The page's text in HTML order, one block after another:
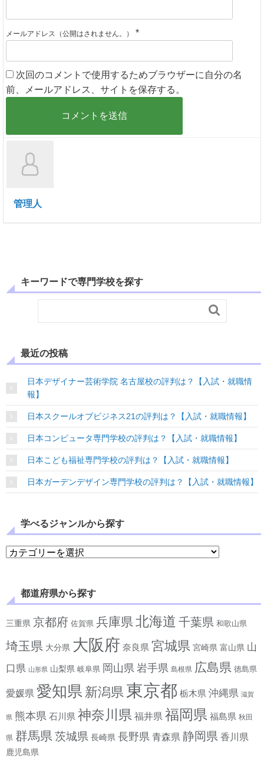
メールアドレス（公開はされません。） *
次回のコメントで使用するためブラウザーに自分の名
前、メールアドレス、サイトを保存する。
管理人
キーワードで専門学校を探す

最近の投稿
日本デザイナー芸術学院 名古屋校の評判は？【入試・就職情
報】
日本スクールオブビジネス21の評判は？【入試・就職情報】
日本コンピュータ専門学校の評判は？【入試・就職情報】
日本こども福祉専門学校の評判は？【入試・就職情報】
日本ガーデンデザイン専門学校の評判は？【入試・就職情報】
学べるジャンルから探す
学べるジャンルから探す
都道府県から探す
三重県 京都府 佐賀県 兵庫県 北海道 千葉県 和歌山県
埼玉県 大分県 大阪府 奈良県 宮城県 宮崎県 富山県 山
口県 山形県 山梨県 岐阜県 岡山県 岩手県 島根県 広島県 徳島県
愛媛県 愛知県 新潟県 東京都 栃木県 沖縄県 滋賀
県 熊本県 石川県 神奈川県 福井県 福岡県 福島県 秋田
県 群馬県 茨城県 長崎県 長野県 青森県 静岡県 香川県
鹿児島県